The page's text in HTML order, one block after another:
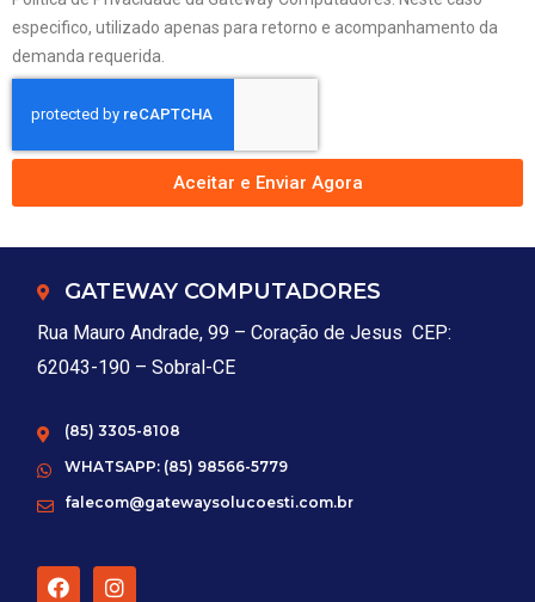
especifico, utilizado apenas para retorno e acompanhamento da
demanda requerida.
Aceitar e Enviar Agora
GATEWAY COMPUTADORES
Rua Mauro Andrade, 99 – Coração de Jesus CEP:
62043-190 – Sobral-CE
(85) 3305-8108
WHATSAPP: (85) 98566-5779
falecom@gatewaysolucoesti.com.br